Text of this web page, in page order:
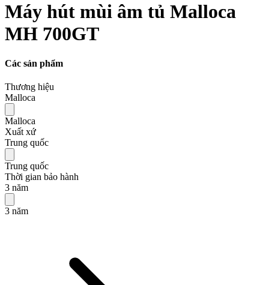
Máy hút mùi âm tủ Malloca
MH 700GT
Các sản phẩm
Thương hiệu
Malloca
Malloca
Xuất xứ
Trung quốc
Trung quốc
Thời gian bảo hành
3 năm
3 năm